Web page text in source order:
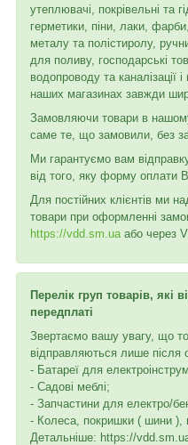
утеплювачі, покрівельні та
герметики, піни, лаки,
металу та полістиролу,
для поливу, господарські
водопроводу та каналізації
наших магазинах завжди
Замовляючи товари в
саме те, що замовили, без
Ми гарантуємо вам
від того, яку форму оплати
Для постійних клієнтів ми
товари при оформленні
https://vdd.sm.ua або через
Перелік груп товарів,
передплаті
Звертаємо вашу увагу, що
відправляються лише після
- Батареї для
- Садові меблі;
- Запчастини для електро/
- Колеса, покришки ( шини ),
Детальніше: https://